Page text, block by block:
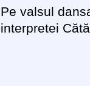
Pe valsul
interpretei